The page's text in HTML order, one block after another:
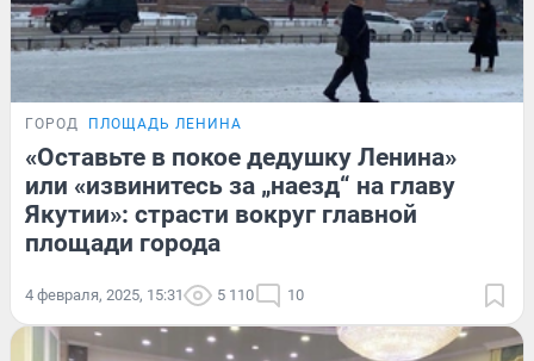
ГОРОД ПЛОЩАДЬ ЛЕНИНА
«Оставьте в покое дедушку Ленина»
или «извинитесь за „наезд“ на главу
Якутии»: страсти вокруг главной
площади города
4 февраля, 2025, 15:31 5 110 10